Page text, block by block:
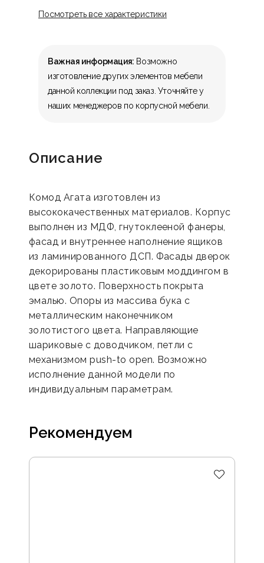
Посмотреть все характеристики
Важная информация: Возможно
изготовление других элементов мебели
данной коллекции под заказ. Уточняйте у
наших менеджеров по корпусной мебели.
Описание
Комод Агата изготовлен из
высококачественных материалов. Корпус
выполнен из МДФ, гнутоклееной фанеры,
фасад и внутреннее наполнение ящиков
из ламинированного ДСП. Фасады дверок
декорированы пластиковым моддингом в
цвете золото. Поверхность покрыта
эмалью. Опоры из массива бука с
металлическим наконечником
золотистого цвета. Направляющие
шариковые с доводчиком, петли с
механизмом push-to open. Возможно
исполнение данной модели по
индивидуальным параметрам.
Рекомендуем